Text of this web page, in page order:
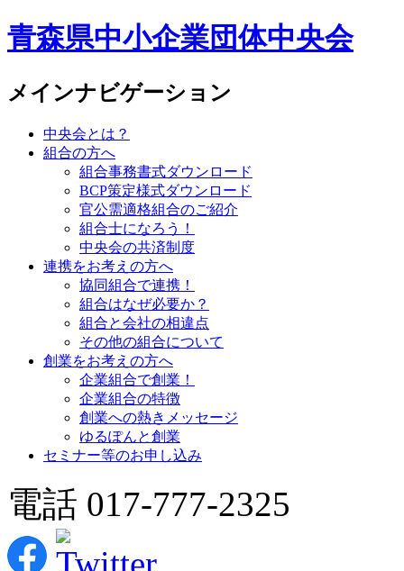
青森県中小企業団体中央会
メインナビゲーション
中央会とは？
組合の方へ
組合事務書式ダウンロード
BCP策定様式ダウンロード
官公需適格組合のご紹介
組合士になろう！
中央会の共済制度
連携をお考えの方へ
協同組合で連携！
組合はなぜ必要か？
組合と会社の相違点
その他の組合について
創業をお考えの方へ
企業組合で創業！
企業組合の特徴
創業への熱きメッセージ
ゆるぽんと創業
セミナー等のお申し込み
電話 017-777-2325